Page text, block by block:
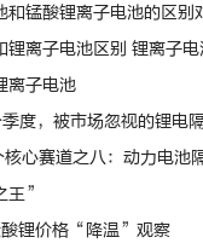
和锰酸锂离子电池的区别
锂离子电池区别 锂离子
离子电池
，被市场忽视的锂电隔膜仍是
心赛道之八：动力电池
王”
锂价格“降温”观察